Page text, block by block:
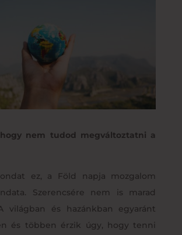
nem tudod megváltoztatni a
ez, a Föld napja mozgalom
Szerencsére nem is marad
világban és hazánkban egyaránt
és többen érzik úgy, hogy tenni